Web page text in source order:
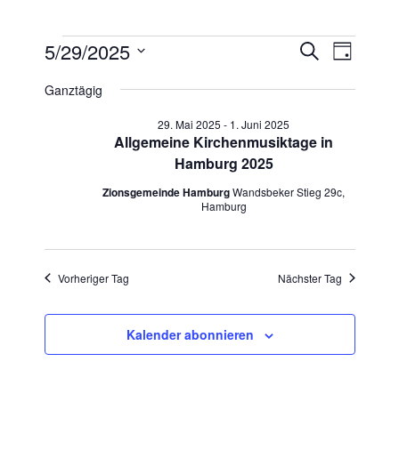
Veranstaltungen
für
Suche
SucheTag
5/29/2025
wählen.
Ganztägig
Allgemeine Kirchenmusiktage in
Hamburg 2025
29. Mai 2025 - 1. Juni 2025
Zionsgemeinde HamburgWandsbeker Stieg 29c,
Hamburg
Vorheriger Tag Nächster Tag
Kalender abonnieren